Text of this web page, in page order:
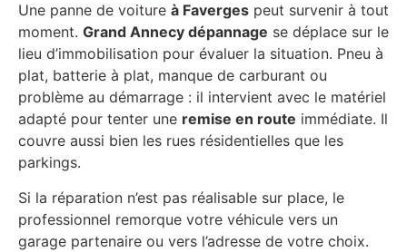
Une panne de voiture à Faverges peut survenir à tout
moment. Grand Annecy dépannage se déplace sur le
lieu d’immobilisation pour évaluer la situation. Pneu à
plat, batterie à plat, manque de carburant ou
problème au démarrage : il intervient avec le matériel
adapté pour tenter une remise en route immédiate. Il
couvre aussi bien les rues résidentielles que les
parkings.
Si la réparation n’est pas réalisable sur place, le
professionnel remorque votre véhicule vers un
garage partenaire ou vers l’adresse de votre choix.